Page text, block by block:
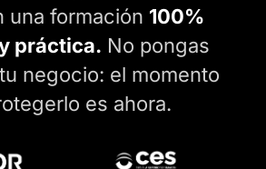
una formación 100%
práctica. No pongas
negocio: el momento
es ahora.